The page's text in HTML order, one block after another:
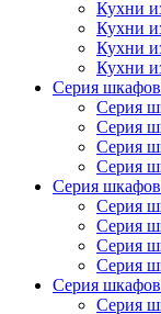
Кухни
Кухни
Кухни
Кухни
Серия
Серия
Серия
Серия
Серия
Серия
Серия
Серия
Серия
Серия
Серия
Серия